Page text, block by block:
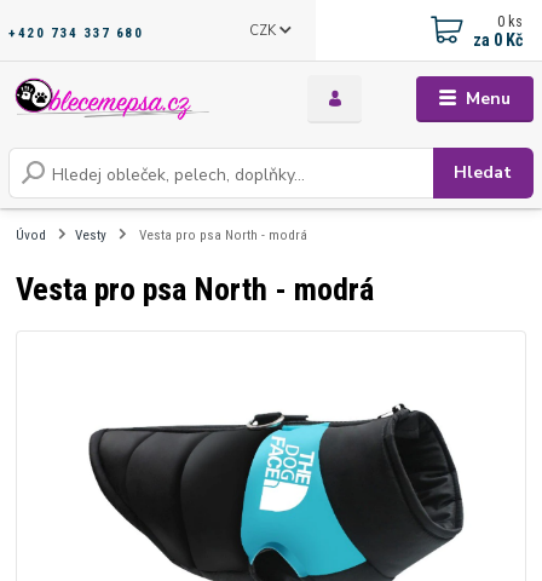
Menu
CZK
Hledat
+420 734 337 680
0 ks
za 0 Kč
Úvod Vesty Vesta pro psa North - modrá
Vesta pro psa North - modrá